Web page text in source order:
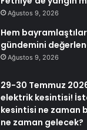
Ağustos 9, 2026
Hem
gündemini
Ağustos 9, 2026
29-30 Temmuz
elektrik kesintisi!
kesintisi ne zaman
ne zaman gelecek?